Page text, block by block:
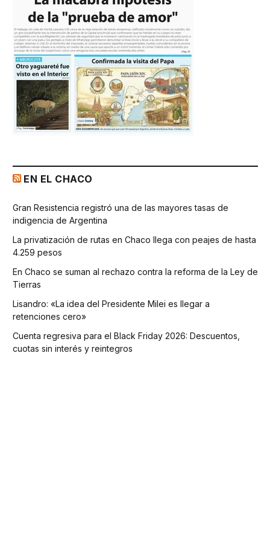
EN EL CHACO
Gran Resistencia registró una de las mayores tasas de
indigencia de Argentina
La privatización de rutas en Chaco llega con peajes de hasta
4.259 pesos
En Chaco se suman al rechazo contra la reforma de la Ley de
Tierras
Lisandro: «La idea del Presidente Milei es llegar a
retenciones cero»
Cuenta regresiva para el Black Friday 2026: Descuentos,
cuotas sin interés y reintegros